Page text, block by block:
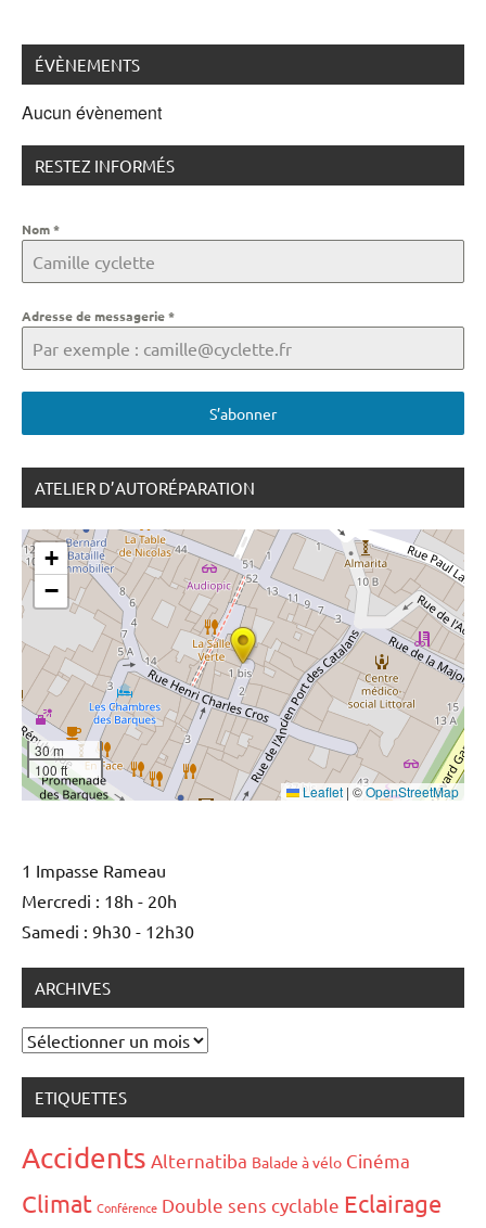
ÉVÈNEMENTS
Aucun évènement
RESTEZ INFORMÉS
Nom*
Adresse de messagerie*
S’abonner
ATELIER D’AUTORÉPARATION
+
−
30 m
100 ft
Leaflet | ©OpenStreetMap
1 Impasse Rameau
Mercredi : 18h - 20h
Samedi : 9h30 - 12h30
ARCHIVES
Archives
ETIQUETTES
Accidents Alternatiba Balade à vélo Cinéma
Climat Conférence Double sens cyclable Eclairage